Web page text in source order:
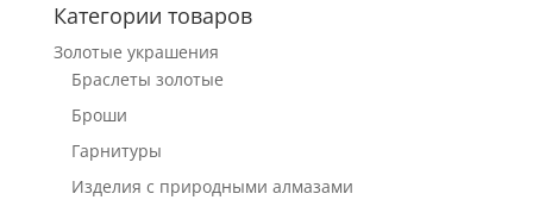
Категории товаров
Золотые украшения
Браслеты золотые
Броши
Гарнитуры
Изделия с природными алмазами